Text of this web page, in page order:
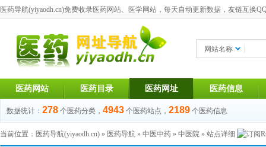
医药导航(yiyaodh.cn)免费收录医药网站、医学网站，每天自动更新数据，友链互换
网站名称
医药网站 医药目录 医药网址 医药信息
数据统计： 278 个医药分类， 4943 个医药站点， 2189 个医药信息
当前位置： 医药导航(yiyaodh.cn) » 医药导航 » 中医中药 » 中医院 » 站点详细